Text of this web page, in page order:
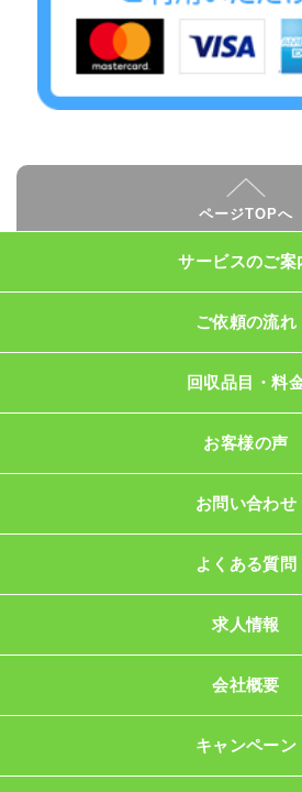
ページTOPへ
サービスのご案
ご依頼の流れ
回収品目・料
お客様の声
お問い合わせ
よくある質問
求人情報
会社概要
キャンペーン